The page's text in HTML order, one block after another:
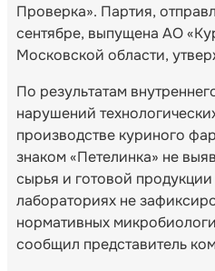
Проверка». Партия,
сентябре, выпущена АО
Московской области,
По результатам
нарушений
производстве куриного
знаком «Петелинка» не
сырья и готовой
лабораториях не
нормативных
сообщил представитель